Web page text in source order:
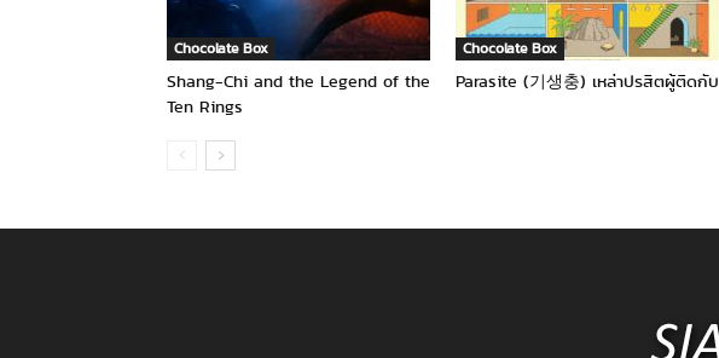
Chocolate Box
Shang-Chi and the Legend of the
Ten Rings
Chocolate Box
Parasite (기생충) เหล่าปรสิตผู้ติดกับ